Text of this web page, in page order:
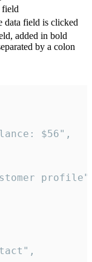
field
data field is clicked
added in bold
by a colon
$56",